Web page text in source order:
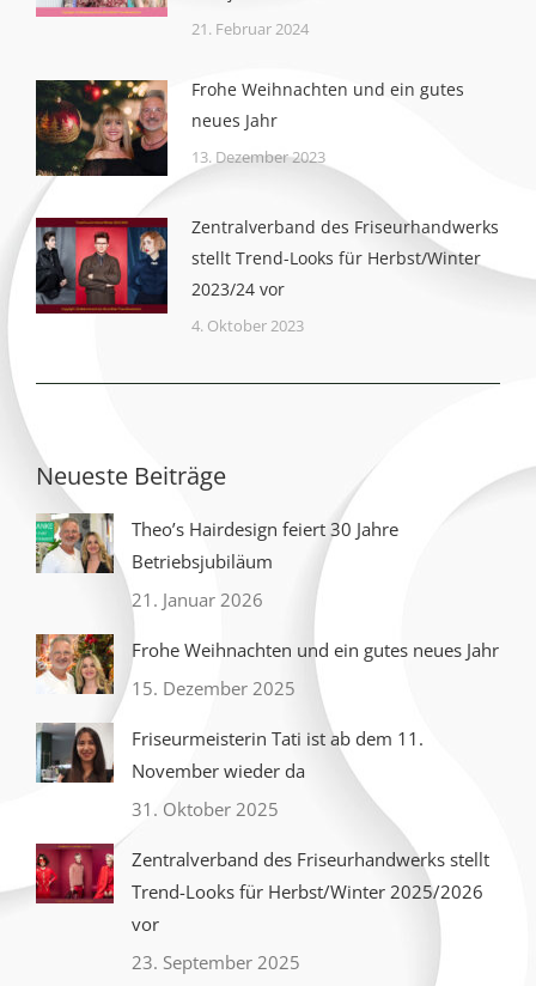
21. Februar 2024
Frohe Weihnachten und ein gutes
neues Jahr
13. Dezember 2023
Zentralverband des Friseurhandwerks
stellt Trend-Looks für Herbst/Winter
2023/24 vor
4. Oktober 2023
Neueste Beiträge
Theo’s Hairdesign feiert 30 Jahre
Betriebsjubiläum
21. Januar 2026
Frohe Weihnachten und ein gutes neues Jahr
15. Dezember 2025
Friseurmeisterin Tati ist ab dem 11.
November wieder da
31. Oktober 2025
Zentralverband des Friseurhandwerks stellt
Trend-Looks für Herbst/Winter 2025/2026
vor
23. September 2025